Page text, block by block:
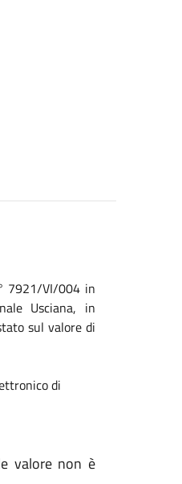
7921/VI/004 in
Usciana, in
sul valore di
di
valore non è